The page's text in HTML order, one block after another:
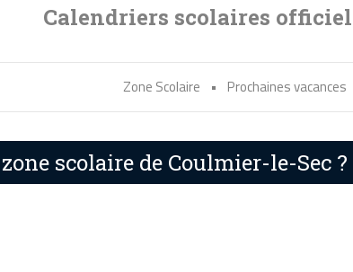
Calendriers scolaires
Zone Scolaire • Prochaines vacances
scolaire de Coulmier-le-Sec ?